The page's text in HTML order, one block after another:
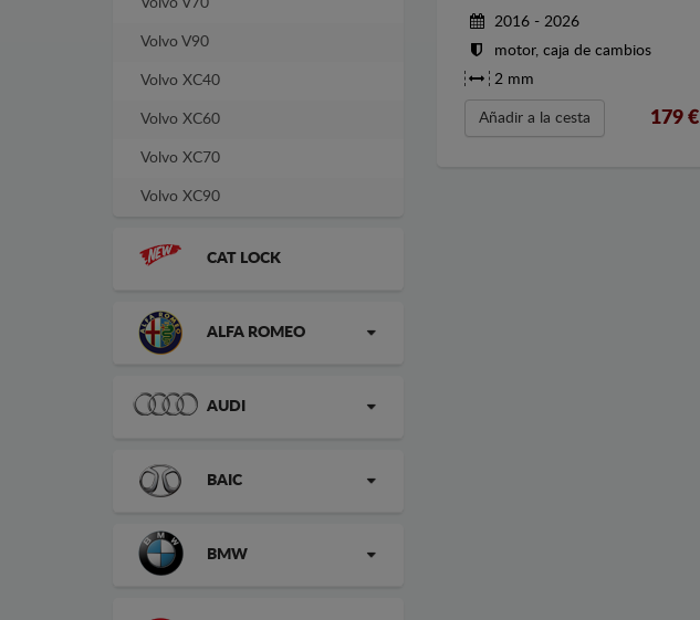
Volvo V70
Volvo V90
Volvo XC40
Volvo XC60
Volvo XC70
Volvo XC90
CAT LOCK
ALFA ROMEO
AUDI
BAIC
BMW
2016 - 2026
motor, caja de cambios
2 mm
Añadir a la cesta 179€